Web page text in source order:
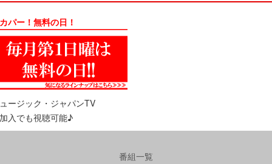
パー！無料の日！
ージック・ジャパンTV
入でも視聴可能♪
番組一覧